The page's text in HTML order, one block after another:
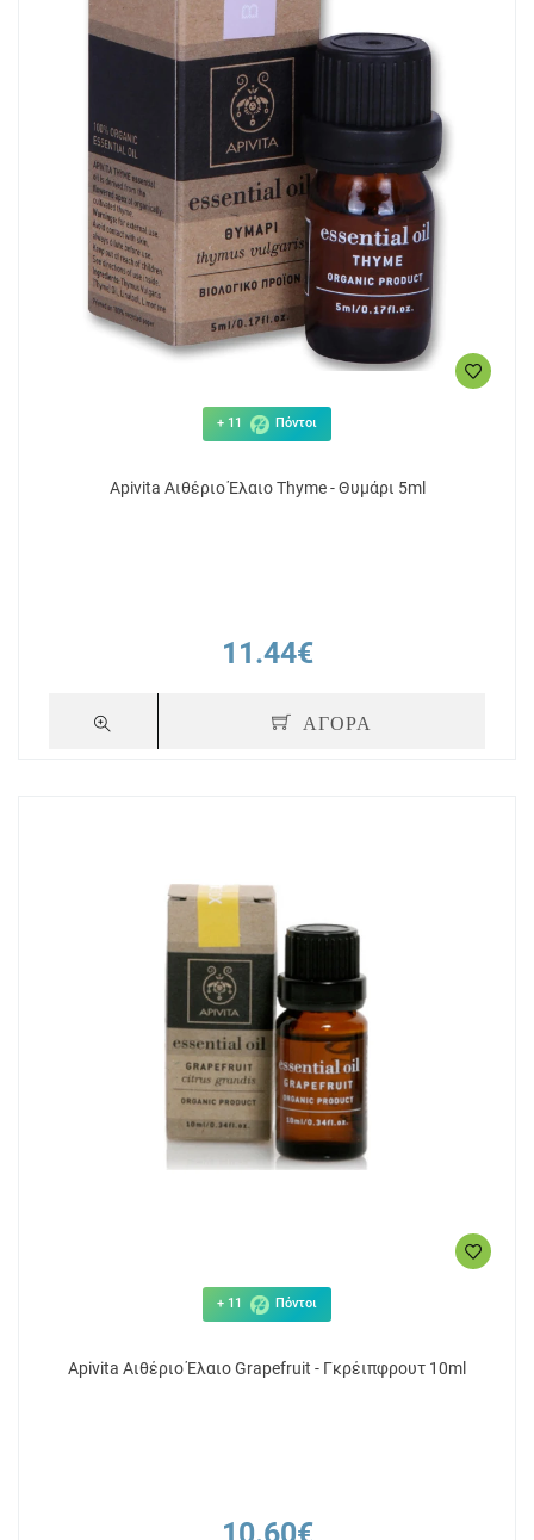
+ 11 Πόντοι
Apivita Αιθέριο Έλαιο Thyme - Θυμάρι 5ml
11.44€
ΑΓΟΡΑ
+ 11 Πόντοι
Apivita Αιθέριο Έλαιο Grapefruit - Γκρέιπφρουτ 10ml